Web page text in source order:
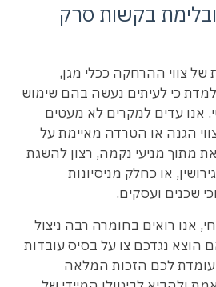
בקשות סרק
צווי ההרחקה ככלי מגן,
כי לעיתים נעשה בהם שימוש
עדים למקרים לא מעטים
הגנה או הטרדה מאיימת על
מתוך מניעי נקמה, רצון להשגת
או כחלק מניסיונות
שכנים ועסקים.
אנו רואים בחומרה רבה ניצול
נגדכם צו על בסיס עובדות
לכם הזכות המלאה